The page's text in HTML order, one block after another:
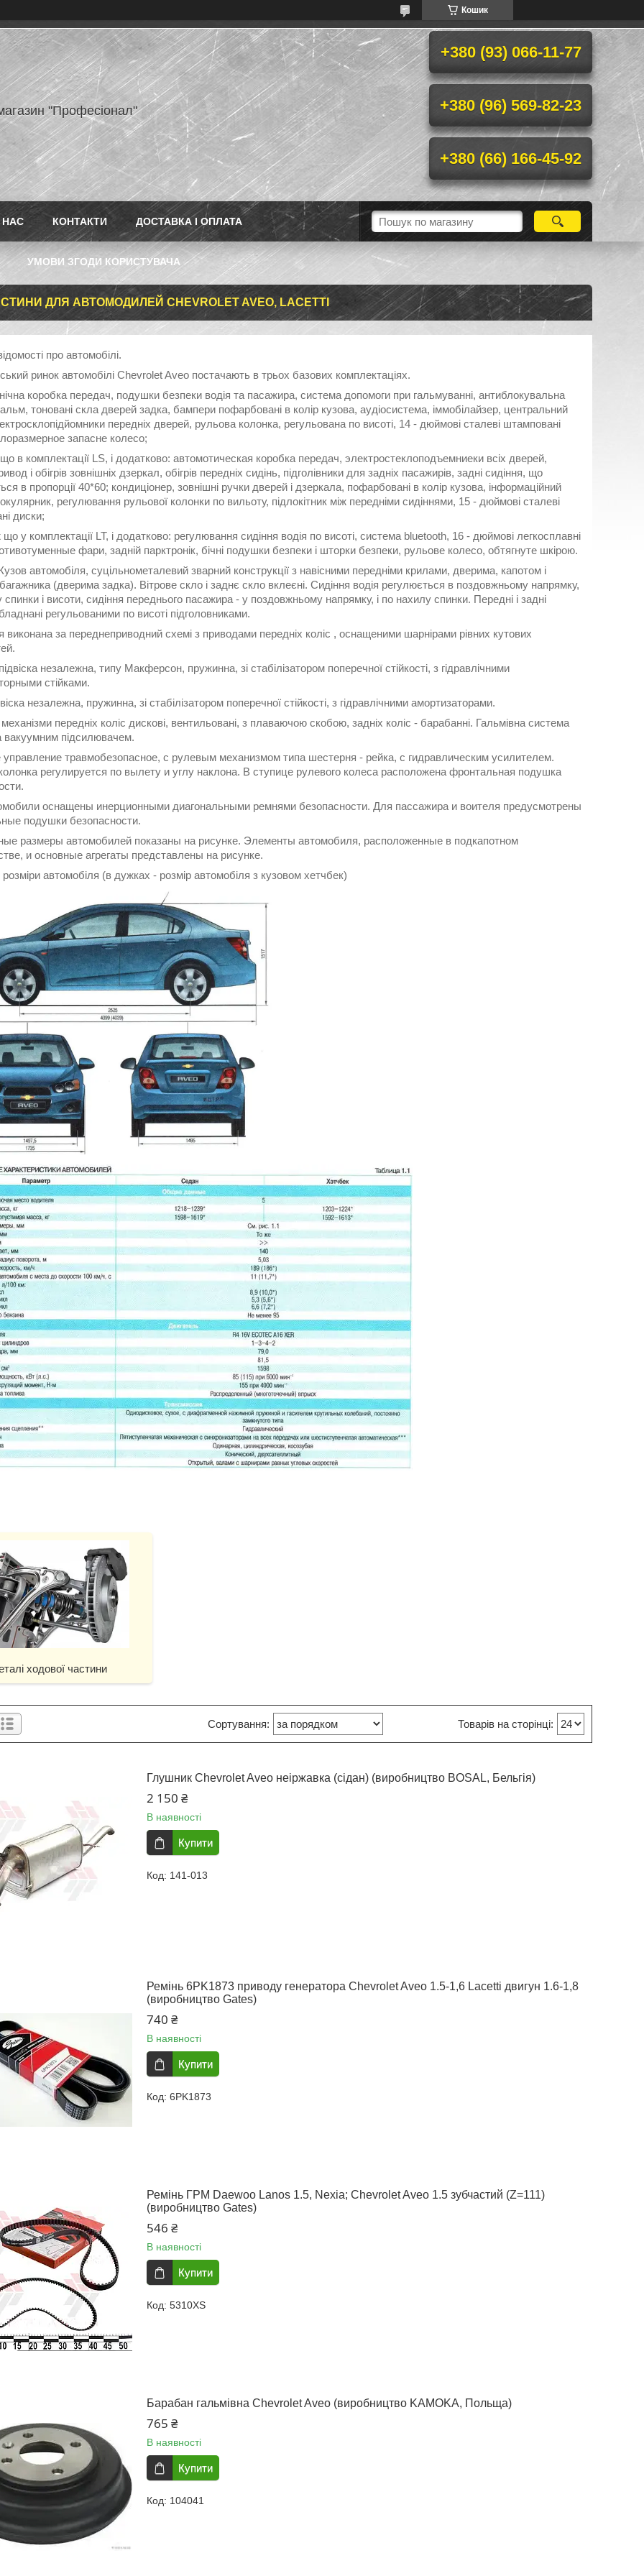
Кошик
"Професіонал"
+380 (93) 066-11-77
+380 (96) 569-82-23
+380 (66) 166-45-92
НАС КОНТАКТИ ДОСТАВКА І ОПЛАТА
УМОВИ ЗГОДИ КОРИСТУВАЧА
ДЛЯ АВТОМОДИЛЕЙ CHEVROLET AVEO, LACETTI
про автомобілі.
ринок автомобілі Chevrolet Aveo постачають в трьох базових комплектаціях.
коробка передач, подушки безпеки водія та пасажира, система допомоги при гальмуванні, антиблокувальна
тоновані скла дверей задка, бампери пофарбовані в колір кузова, аудіосистема, іммобілайзер, центральний
передніх дверей, рульова колонка, регульована по висоті, 14 - дюймові сталеві штамповані
запасне колесо;
в комплектації LS, і додатково: автомотическая коробка передач, электростеклоподъемниеки всіх дверей,
і обігрів зовнішніх дзеркал, обігрів передніх сидінь, підголівники для задніх пасажирів, задні сидіння, що
в пропорції 40*60; кондиціонер, зовнішні ручки дверей і дзеркала, пофарбовані в колір кузова, інформаційний
регулювання рульової колонки по вильоту, підлокітник між передніми сидіннями, 15 - дюймові сталеві
диски;
у комплектації LT, і додатково: регулювання сидіння водія по висоті, система bluetooth, 16 - дюймові легкосплавні
фари, задній парктронік, бічні подушки безпеки і шторки безпеки, рульове колесо, обтягнуте шкірою.
автомобіля, суцільнометалевий зварний конструкції з навісними передніми крилами, дверима, капотом і
(дверима задка). Вітрове скло і заднє скло вклеєні. Сидіння водія регулюється в поздовжньому напрямку,
і висоти, сидіння переднього пасажира - у поздовжньому напрямку, і по нахилу спинки. Передні і задні
регульованими по висоті підголовниками.
виконана за переднеприводний схемі з приводами передніх коліс , оснащеними шарнірами рівних кутових
незалежна, типу Макферсон, пружинна, зі стабілізатором поперечної стійкості, з гідравлічними
стійками.
незалежна, пружинна, зі стабілізатором поперечної стійкості, з гідравлічними амортизаторами.
механізми передніх коліс дискові, вентильовані, з плаваючою скобою, задніх коліс - барабанні. Гальмівна система
вакуумним підсилювачем.
травмобезопасное, с рулевым механизмом типа шестерня - рейка, с гидравлическим усилителем.
регулируется по вылету и углу наклона. В ступице рулевого колеса расположена фронтальная подушка
оснащены инерционными диагональными ремнями безопасности. Для пассажира и воителя предусмотрены
подушки безопасности.
размеры автомобилей показаны на рисунке. Элементы автомобиля, расположенные в подкапотном
и основные агрегаты представлены на рисунке.
розміри автомобіля (в дужках - розмір автомобіля з кузовом хетчбек)
ходової частини
Глушник Chevrolet Aveo неіржавка (сідан) (виробництво BOSAL, Бельгія)
2 150 ₴
В наявності
Купити
141-013
Ремінь 6PK1873 приводу генератора Chevrolet Aveo 1.5-1,6 Lacetti двигун 1.6-1,8
(виробництво Gates)
740 ₴
В наявності
Купити
6PK1873
Ремінь ГРМ Daewoo Lanos 1.5, Nexia; Chevrolet Aveo 1.5 зубчастий (Z=111)
(виробництво Gates)
546 ₴
В наявності
Купити
5310XS
Барабан гальмівна Chevrolet Aveo (виробництво KAMOKA, Польща)
765 ₴
В наявності
Купити
104041